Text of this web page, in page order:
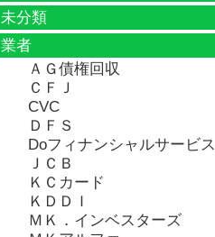
未分類
業者
ＡＧ債権回収
ＣＦＪ
CVC
ＤＦＳ
Doフィナンシャルサービス
ＪＣＢ
ＫＣカード
ＫＤＤＩ
ＭＫ．インベスターズ